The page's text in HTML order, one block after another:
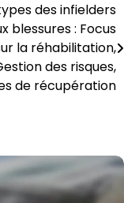
des infielders
blessures : Focus
la réhabilitation,
des risques,
de récupération